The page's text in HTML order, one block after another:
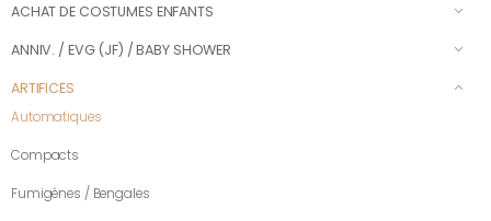
ACHAT DE COSTUMES ENFANTS
ANNIV. / EVG (JF) / BABY SHOWER
ARTIFICES
Automatiques
Compacts
Fumigènes / Bengales